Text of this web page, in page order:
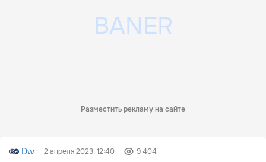
Разместить рекламу на сайте
Dw 2 апреля 2023, 12:40 9 404